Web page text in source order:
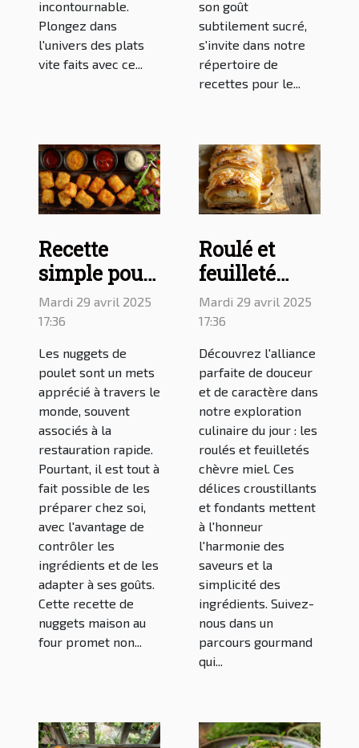
incontournable.
Plongez dans
l'univers des plats
vite faits avec ce...
son goût
subtilement sucré,
s'invite dans notre
répertoire de
recettes pour le...
Recette
simple pour
faire des
nuggets
maison au
four
Mardi 29 avril 2025
17:36
Les nuggets de
poulet sont un mets
apprécié à travers le
monde, souvent
associés à la
restauration rapide.
Pourtant, il est tout à
fait possible de les
préparer chez soi,
avec l'avantage de
contrôler les
ingrédients et de les
adapter à ses goûts.
Cette recette de
nuggets maison au
four promet non...
Roulé et
feuilleté
chèvre miel
: délicieuses
recettes à
découvrir
Mardi 29 avril 2025
17:36
Découvrez l'alliance
parfaite de douceur
et de caractère dans
notre exploration
culinaire du jour : les
roulés et feuilletés
chèvre miel. Ces
délices croustillants
et fondants mettent
à l'honneur
l'harmonie des
saveurs et la
simplicité des
ingrédients. Suivez-
nous dans un
parcours gourmand
qui...